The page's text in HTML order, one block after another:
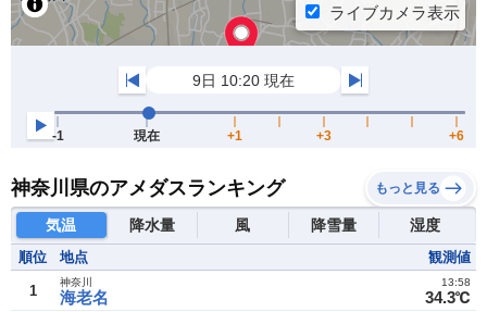
神奈川県のアメダスランキング もっと見る
気温 降水量 風 降雪量 湿度
順位 地点 観測値
1 海老名
神奈川
34.3℃
13:58